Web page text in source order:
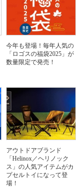
今年も登場！毎年人気の
「ロゴスの福袋2025」が
数量限定で発売！
アウトドアブランド
「Helinox／ヘリノック
ス」の人気アイテムがカ
プセルトイになって登
場！